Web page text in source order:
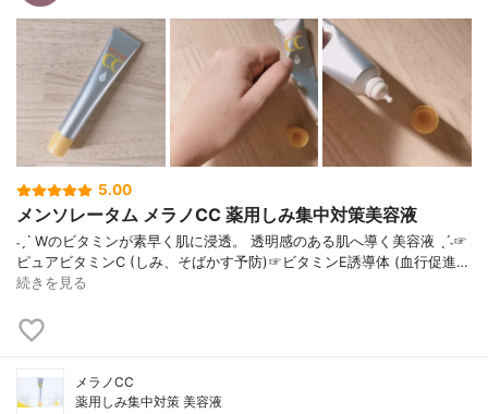
5.00
メンソレータム メラノCC 薬用しみ集中対策美容液
˗ˏˋ Wのビタミンが素早く肌に浸透。 透明感のある肌へ導く美容液 ˎˊ˗☞
ピュアビタミンC (しみ、そばかす予防)☞ビタミンE誘導体 (血行促進…
続きを見る
メラノCC
薬用しみ集中対策 美容液